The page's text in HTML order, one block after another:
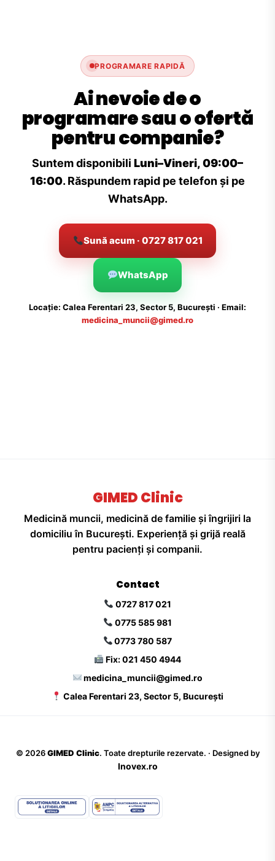
PROGRAMARE RAPIDĂ
Ai nevoie de o
programare sau o ofertă
pentru companie?
Suntem disponibili Luni–Vineri, 09:00–
16:00. Răspundem rapid pe telefon și pe
WhatsApp.
Sună acum · 0727 817 021
WhatsApp
Locație: Calea Ferentari 23, Sector 5, București · Email:
medicina_muncii@gimed.ro
GIMED Clinic
Medicină muncii, medicină de familie și îngrijiri la
domiciliu în București. Experiență și grijă reală
pentru pacienți și companii.
Contact
0727 817 021
0775 585 981
0773 780 587
Fix: 021 450 4944
medicina_muncii@gimed.ro
Calea Ferentari 23, Sector 5, București
© 2026 GIMED Clinic. Toate drepturile rezervate. · Designed by
Inovex.ro